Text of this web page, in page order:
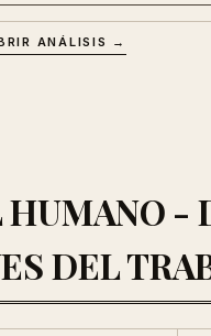
ANÁLISIS →
-
DEL